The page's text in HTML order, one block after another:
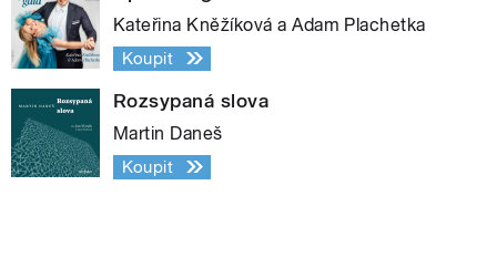
Kateřina Kněžíková a Adam Plachetka
Koupit
Rozsypaná slova
Martin Daneš
Koupit